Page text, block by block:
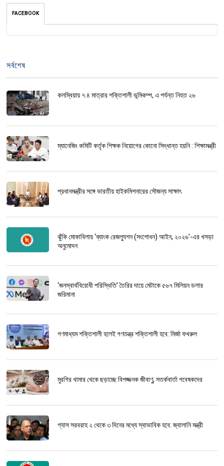
FACEBOOK
সর্বশেষ
কলম্বিয়ায় ৭.৪ মাত্রার শক্তিশালী ভূমিকম্প, এ পর্যন্ত নিহত ২৬
ম্যানেজিং কমিটি কর্তৃক শিক্ষক নিয়োগের কোনো সিদ্ধান্ত হয়নি : শিক্ষামন্ত্রী
প্রধানমন্ত্রীর সঙ্গে ভারতীয় হাইকমিশনারের সৌজন্য সাক্ষাৎ
ঝুঁকি মোকাবিলায় ‘ব্যাংক রেজল্যুশন (সংশোধন) আইন, ২০২৬’-এর খসড়া
অনুমোদন
‘জনস্বার্থবিরোধী পরিস্থিতি’ তৈরির দায়ে মেটাকে ৫৬৭ মিলিয়ন ডলার
জরিমানা
গণমাধ্যম শক্তিশালী হলেই গণতন্ত্র শক্তিশালী হবে: মির্জা ফখরুল
মুরগির খামার থেকে ছড়াচ্ছে বিপজ্জনক জীবাণু, সতর্কবার্তা গবেষকদের
গ্যাস সরবরাহ ২ থেকে ৩ দিনের মধ্যে স্বাভাবিক হবে: জ্বালানি মন্ত্রী